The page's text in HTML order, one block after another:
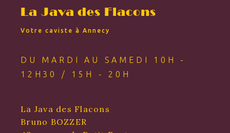
La Java des Flacons
Votre caviste à Annecy
DU MARDI AU SAMEDI 10H -
12H30 / 15H - 20H
La Java des Flacons
Bruno BOZZER